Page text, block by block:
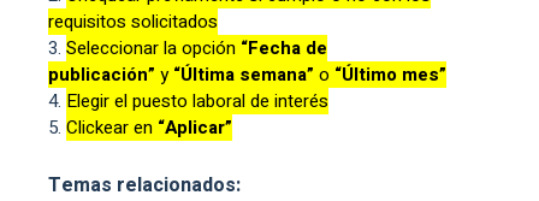
requisitos solicitados
Seleccionar la opción “Fecha de
publicación” y“Última semana” o “Último mes”
Elegir el puesto laboral de interés
Clickear en “Aplicar”
Temas relacionados: